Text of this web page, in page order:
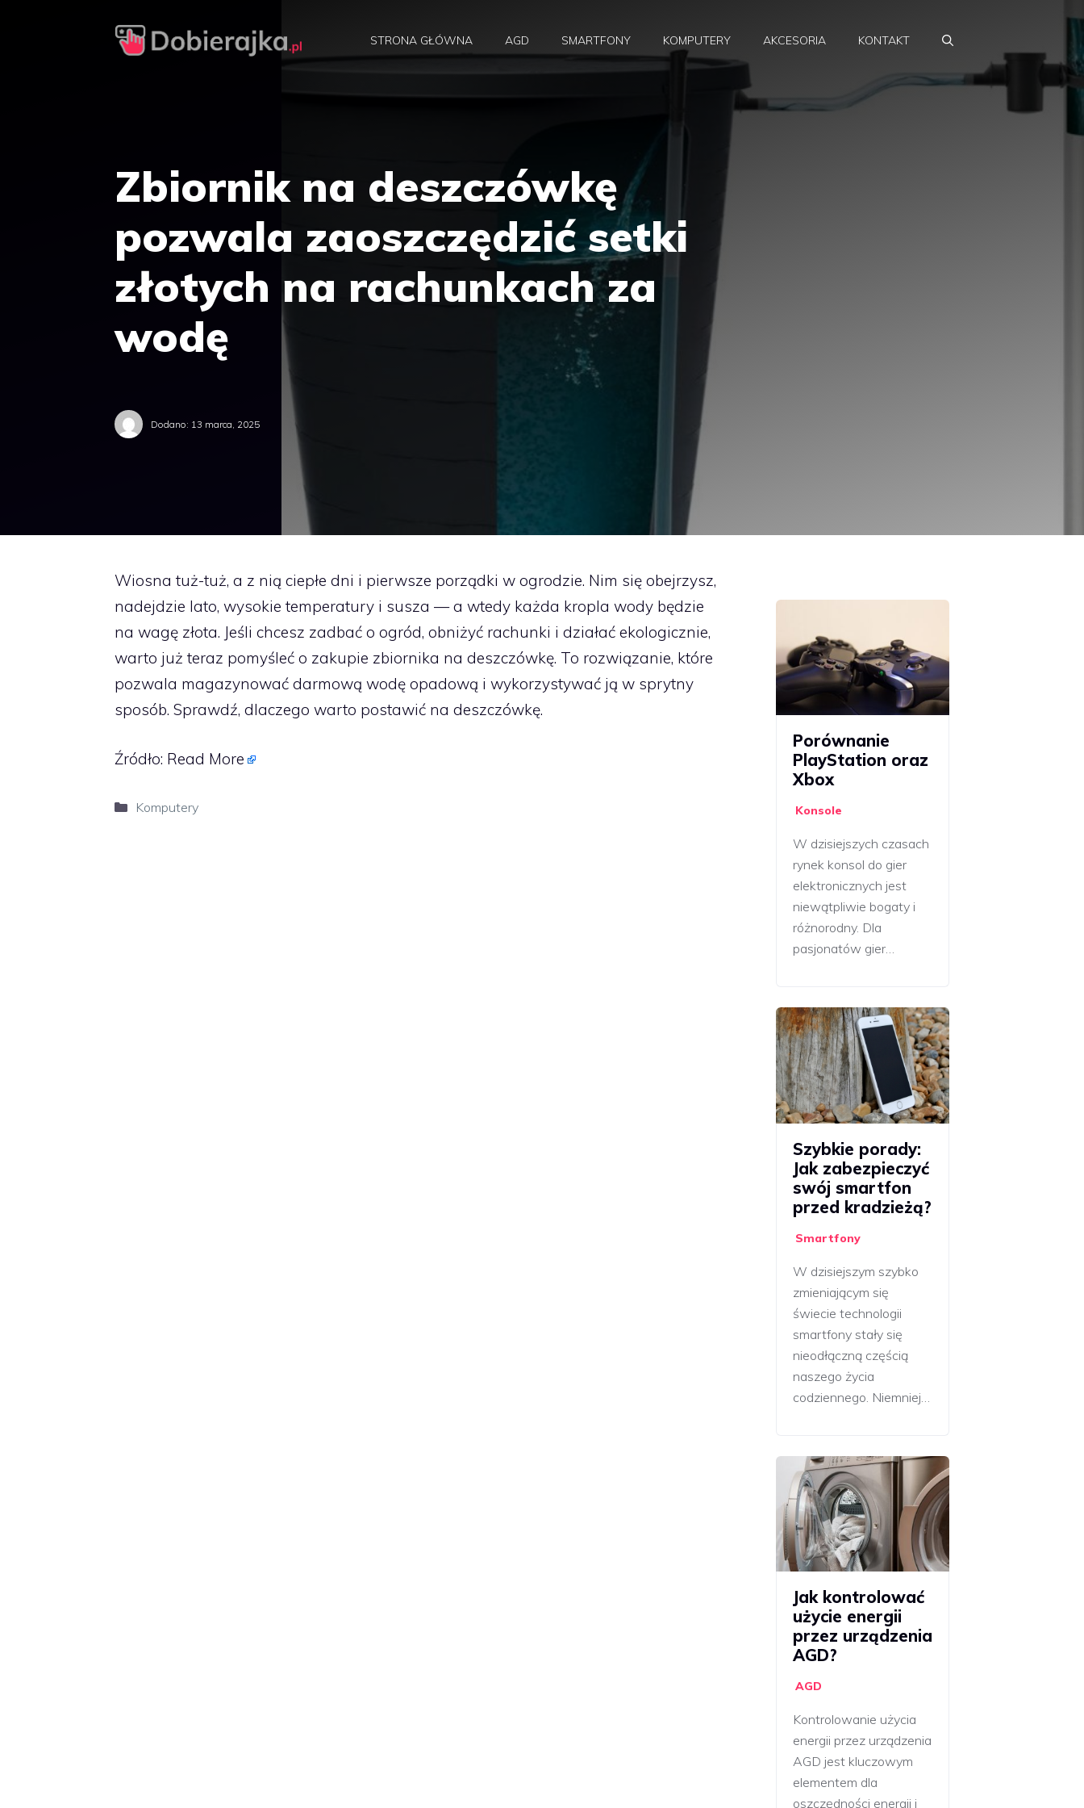
STRONA GŁÓWNA AGD SMARTFONY KOMPUTERY AKCESORIA KONTAKT
Zbiornik na deszczówkę
pozwala zaoszczędzić setki
złotych na rachunkach za
wodę
Dodano: 13 marca, 2025
Wiosna tuż-tuż, a z nią ciepłe dni i pierwsze porządki w ogrodzie. Nim się obejrzysz,
nadejdzie lato, wysokie temperatury i susza — a wtedy każda kropla wody będzie
na wagę złota. Jeśli chcesz zadbać o ogród, obniżyć rachunki i działać ekologicznie,
warto już teraz pomyśleć o zakupie zbiornika na deszczówkę. To rozwiązanie, które
pozwala magazynować darmową wodę opadową i wykorzystywać ją w sprytny
sposób. Sprawdź, dlaczego warto postawić na deszczówkę.
Źródło: Read More
Kategorie
Komputery
Porównanie
PlayStation oraz
Xbox
Konsole
W dzisiejszych czasach
rynek konsol do gier
elektronicznych jest
niewątpliwie bogaty i
różnorodny. Dla
pasjonatów gier…
Szybkie porady:
Jak zabezpieczyć
swój smartfon
przed kradzieżą?
Smartfony
W dzisiejszym szybko
zmieniającym się
świecie technologii
smartfony stały się
nieodłączną częścią
naszego życia
codziennego. Niemniej…
Jak kontrolować
użycie energii
przez urządzenia
AGD?
AGD
Kontrolowanie użycia
energii przez urządzenia
AGD jest kluczowym
elementem dla
oszczędności energii i